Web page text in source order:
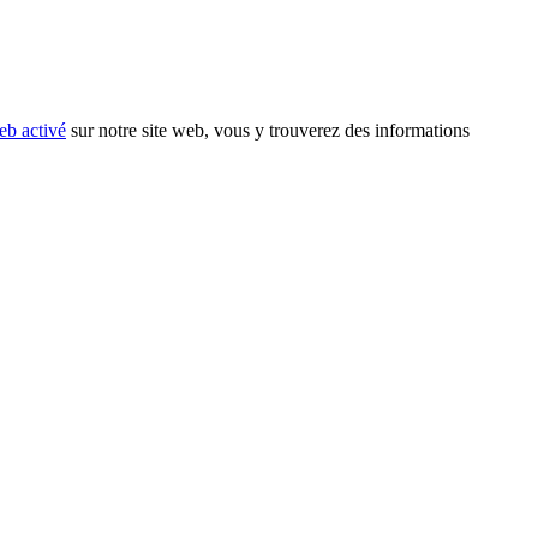
activé sur notre site web, vous y trouverez des informations